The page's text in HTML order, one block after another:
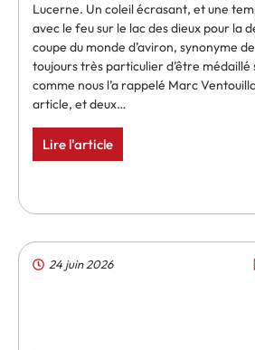
Lucerne. Un coleil écrasant, et une
avec le feu sur le lac des dieux pour la
coupe du monde d’aviron, synonyme
toujours très particulier d’être médaillé
comme nous l’a rappelé Marc
article, et deux…
Lire l'article
24 juin 2026